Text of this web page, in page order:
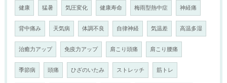
健康 猛暑 気圧変化 健康寿命 梅雨型熱中症 神経痛
背中痛み 天気病 体調不良 自律神経 気温差 高温多湿
治癒力アップ 免疫力アップ 肩こり頭痛 肩こり腰痛
季節病 頭痛 ひざのいたみ ストレッチ 筋トレ